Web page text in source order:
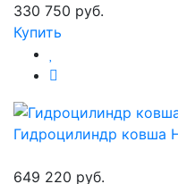
330 750 руб.
Купить
Гидроцилиндр ковша
649 220 руб.